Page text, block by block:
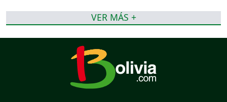
VER MÁS +